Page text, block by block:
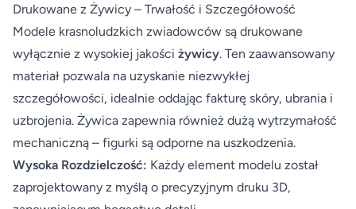
Drukowane z Żywicy – Trwałość i Szczegółowość
Modele krasnoludzkich zwiadowców są drukowane
wyłącznie z wysokiej jakości żywicy. Ten zaawansowany
materiał pozwala na uzyskanie niezwykłej
szczegółowości, idealnie oddając fakturę skóry, ubrania i
uzbrojenia. Żywica zapewnia również dużą wytrzymałość
mechaniczną – figurki są odporne na uszkodzenia.
Wysoka Rozdzielczość: Każdy element modelu został
zaprojektowany z myślą o precyzyjnym druku 3D,